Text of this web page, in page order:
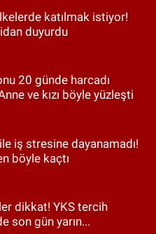
katılmak istiyor!
duyurdu
20 günde harcadı
ve kızı böyle yüzleşti
iş stresine dayanamadı!
böyle kaçtı
dikkat! YKS tercih
son gün yarın...